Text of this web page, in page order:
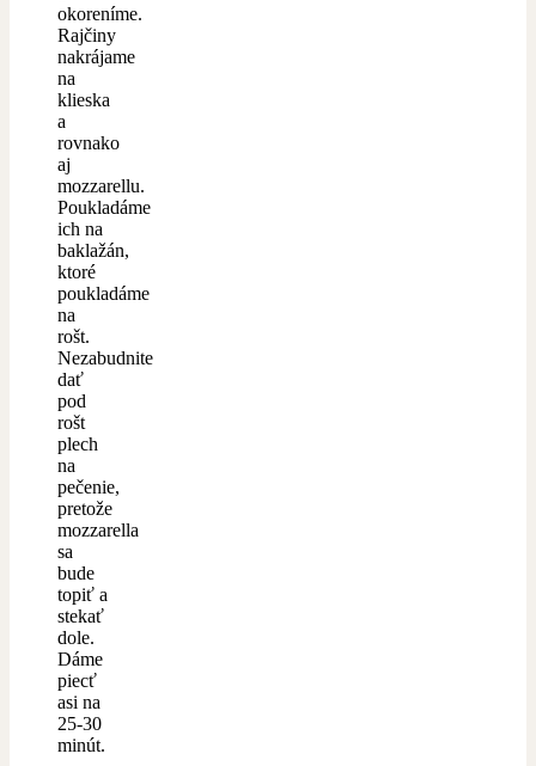
okoreníme.
Rajčiny
nakrájame
na
klieska
a
rovnako
aj
mozzarellu.
Poukladáme
ich na
baklažán,
ktoré
poukladáme
na
rošt.
Nezabudnite
dať
pod
rošt
plech
na
pečenie,
pretože
mozzarella
sa
bude
topiť a
stekať
dole.
Dáme
piecť
asi na
25-30
minút.